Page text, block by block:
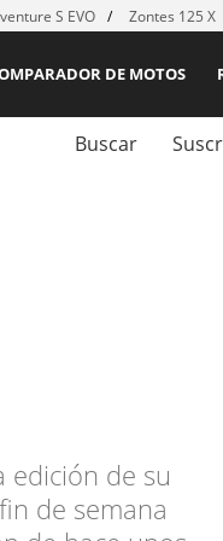
S EVO Zontes 125 X
DE MOTOS
Buscar
edición de su
de semana